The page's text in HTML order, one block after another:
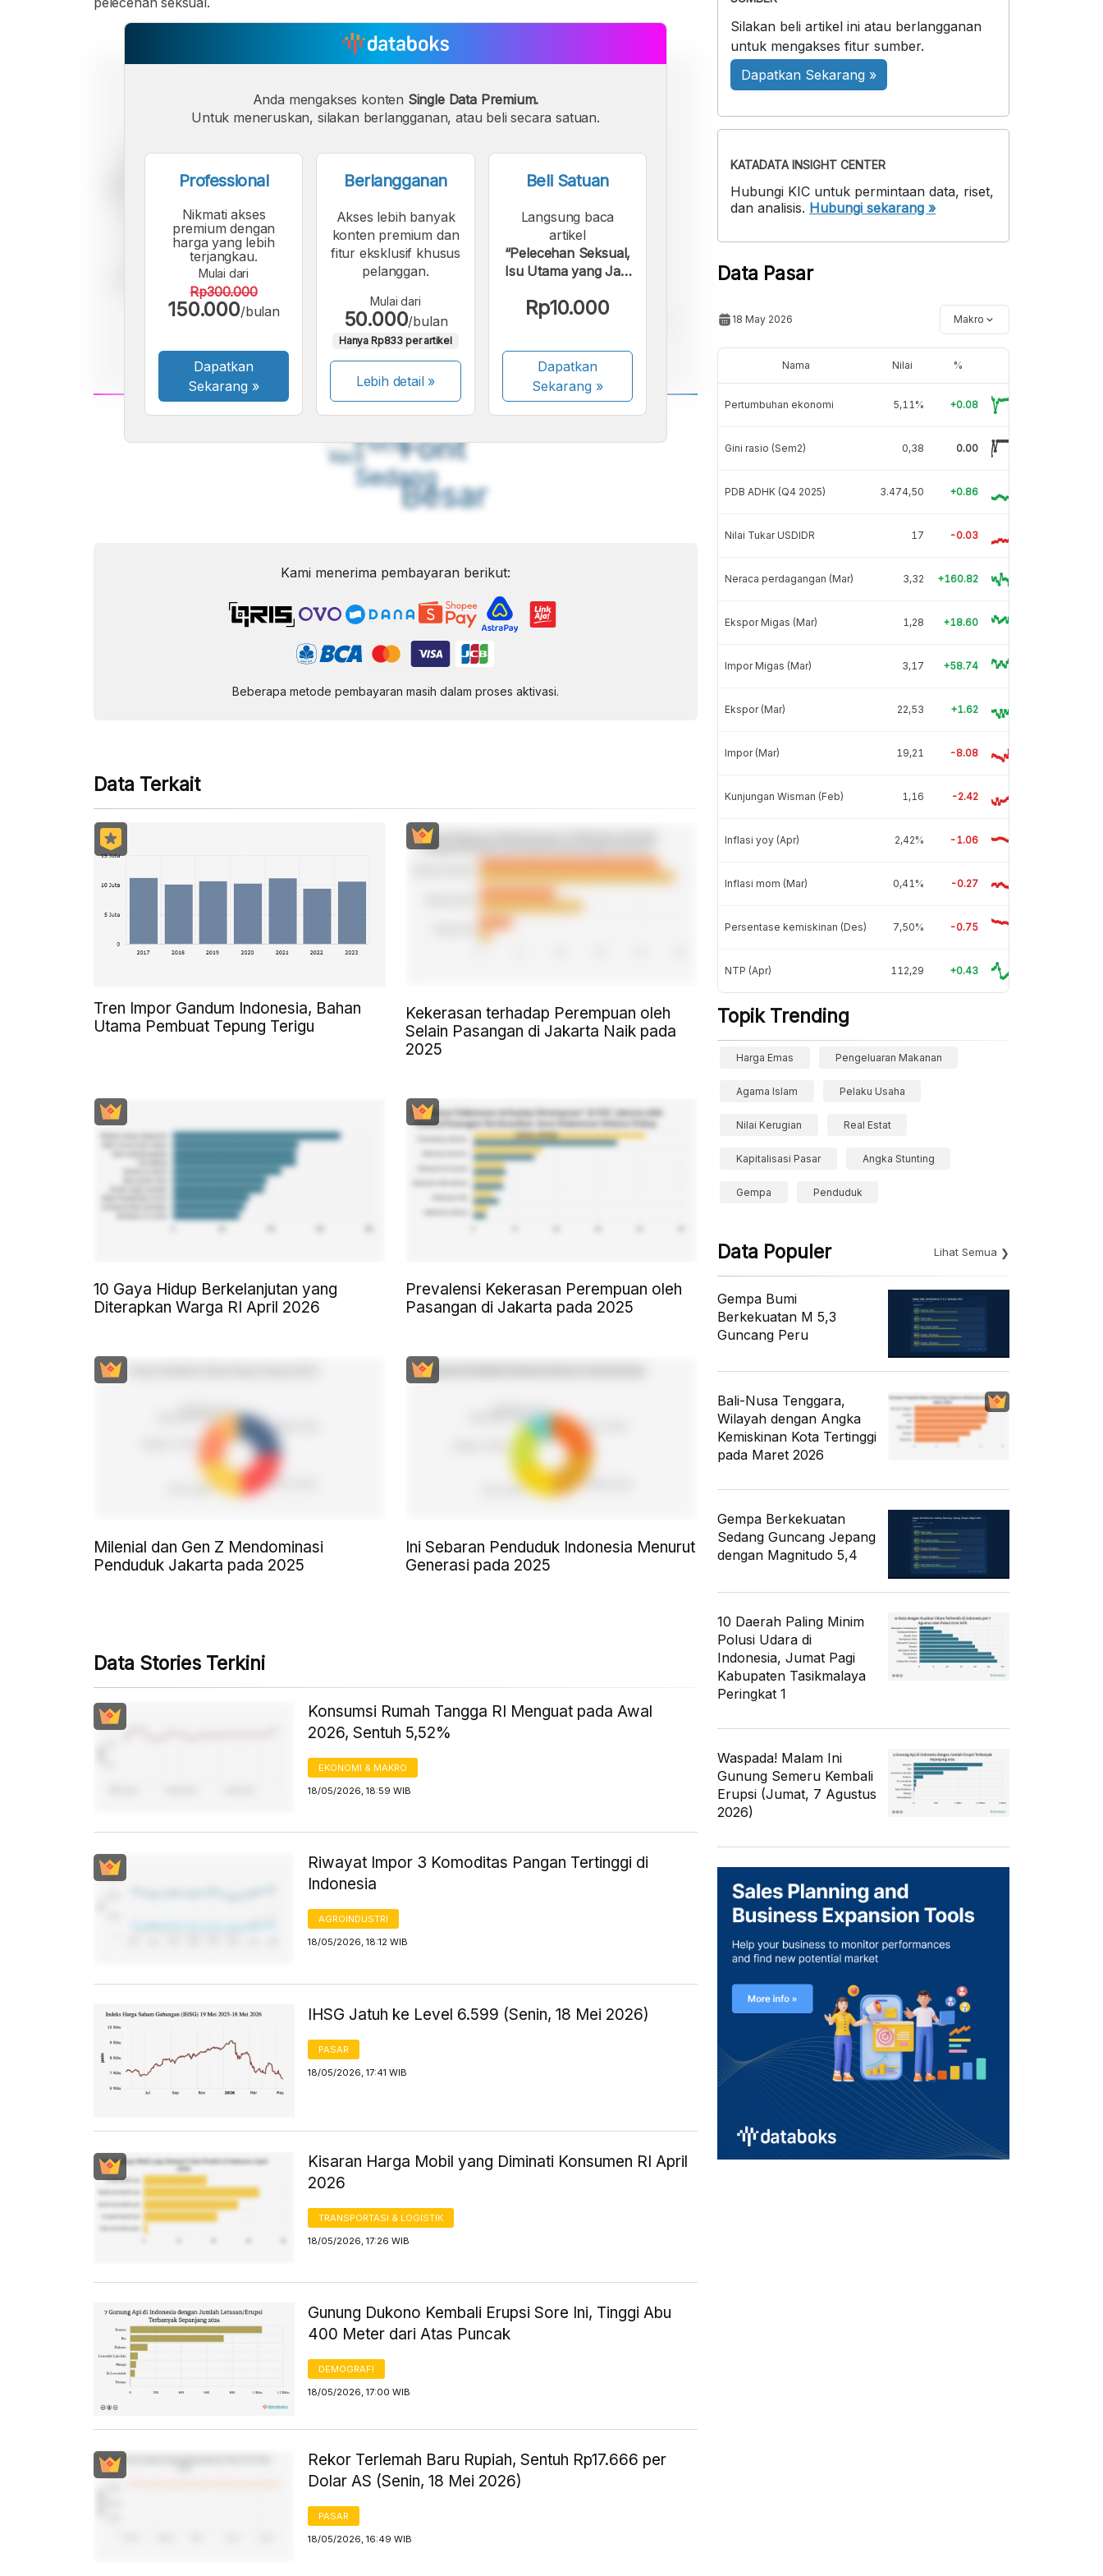
A
Kecil
A
Font
Sedang
A
Font
Besar
Anda mengakses konten Single Data Premium.
Untuk meneruskan, silakan berlangganan, atau beli secara satuan.
Professional
Nikmati akses
premium dengan
harga yang lebih
terjangkau.
Mulai dari
Rp300.000
150.000/bulan
Dapatkan
Sekarang »
Berlangganan
Akses lebih banyak
konten premium dan
fitur eksklusif khusus
pelanggan.
Mulai dari
50.000/bulan
Hanya Rp833 per artikel
Lebih detail »
Beli Satuan
Langsung baca
artikel
“Pelecehan Seksual,
Isu Utama yang Jadi
Muda Indonesia”.
Rp10.000
Dapatkan
Sekarang»
Kami menerima pembayaran berikut:
Beberapa metode pembayaran masih dalam proses aktivasi.
Data Terkait
Tren Impor Gandum Indonesia, Bahan
Utama Pembuat Tepung Terigu
Kekerasan terhadap Perempuan oleh
Selain Pasangan di Jakarta Naik pada
2025
10 Gaya Hidup Berkelanjutan yang
Diterapkan Warga RI April 2026
Prevalensi Kekerasan Perempuan oleh
Pasangan di Jakarta pada 2025
Milenial dan Gen Z Mendominasi
Penduduk Jakarta pada 2025
Ini Sebaran Penduduk Indonesia Menurut
Generasi pada 2025
Data Stories Terkini
Konsumsi Rumah Tangga RI Menguat pada Awal
2026, Sentuh 5,52%
EKONOMI & MAKRO
18/05/2026, 18:59 WIB
Riwayat Impor 3 Komoditas Pangan Tertinggi di
Indonesia
AGROINDUSTRI
18/05/2026, 18:12 WIB
IHSG Jatuh ke Level 6.599 (Senin, 18 Mei 2026)
PASAR
18/05/2026, 17:41 WIB
Kisaran Harga Mobil yang Diminati Konsumen RI April
2026
TRANSPORTASI & LOGISTIK
18/05/2026, 17:26 WIB
Gunung Dukono Kembali Erupsi Sore Ini, Tinggi Abu
400 Meter dari Atas Puncak
DEMOGRAFI
18/05/2026, 17:00 WIB
Rekor Terlemah Baru Rupiah, Sentuh Rp17.666 per
Dolar AS (Senin, 18 Mei 2026)
PASAR
18/05/2026, 16:49 WIB
Silakan beli artikel ini atau berlangganan
untuk mengakses fitur sumber.
Dapatkan Sekarang »
KATADATA INSIGHT CENTER
Hubungi KIC untuk permintaan data, riset,
dan analisis. Hubungi sekarang »
Data Pasar
18 May 2026 Makro
Nama Nilai %
Pertumbuhan ekonomi 5,11% +0.08
Gini rasio (Sem2) 0,38 0.00
PDB ADHK (Q4 2025) 3.474,50 +0.86
Nilai Tukar USDIDR 17 -0.03
Neraca perdagangan (Mar) 3,32 +160.82
Ekspor Migas (Mar) 1,28 +18.60
Impor Migas (Mar) 3,17 +58.74
Ekspor (Mar) 22,53 +1.62
Impor (Mar) 19,21 -8.08
Kunjungan Wisman (Feb) 1,16 -2.42
Inflasi yoy (Apr) 2,42% -1.06
Inflasi mom (Mar) 0,41% -0.27
Persentase kemiskinan (Des) 7,50% -0.75
NTP (Apr) 112,29 +0.43
Topik Trending
Harga Emas Pengeluaran Makanan
Agama Islam Pelaku Usaha
Nilai Kerugian Real Estat
Kapitalisasi Pasar Angka Stunting
Gempa Penduduk
Data Populer Lihat Semua
Gempa Bumi
Berkekuatan M 5,3
Guncang Peru
Bali-Nusa Tenggara,
Wilayah dengan Angka
Kemiskinan Kota Tertinggi
pada Maret 2026
Gempa Berkekuatan
Sedang Guncang Jepang
dengan Magnitudo 5,4
10 Daerah Paling Minim
Polusi Udara di
Indonesia, Jumat Pagi
Kabupaten Tasikmalaya
Peringkat 1
Waspada! Malam Ini
Gunung Semeru Kembali
Erupsi (Jumat, 7 Agustus
2026)